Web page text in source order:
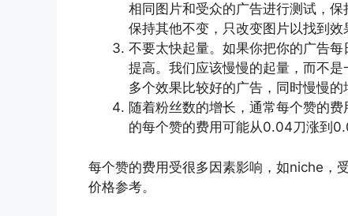
相同图片和受众的广告进行测试，
保持其他不变，只改变图片以找到效
不要太快起量。如果你把你的广告
提高。我们应该慢慢的起量，而不
多个效果比较好的广告，同时慢慢的
随着粉丝数的增长，通常每个赞的
的每个赞的费用可能从0.04刀涨到
每个赞的费用受很多因素影响，如niche，
价格参考。